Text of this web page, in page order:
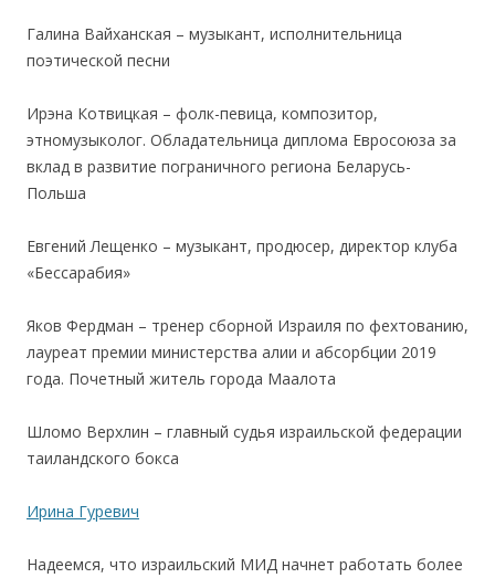
Галина Вайханская – музыкант, исполнительница
поэтической песни
Ирэна Котвицкая – фолк-певица, композитор,
этномузыколог. Обладательница диплома Евросоюза за
вклад в развитие пограничного региона Беларусь-
Польша
Евгений Лещенко – музыкант, продюсер, директор клуба
«Бессарабия»
Яков Фердман – тренер сборной Израиля по фехтованию,
лауреат премии министерства алии и абсорбции 2019
года. Почетный житель города Маалота
Шломо Верхлин – главный судья израильской федерации
таиландского бокса
Ирина Гуревич
Надеемся, что израильский МИД начнет работать более